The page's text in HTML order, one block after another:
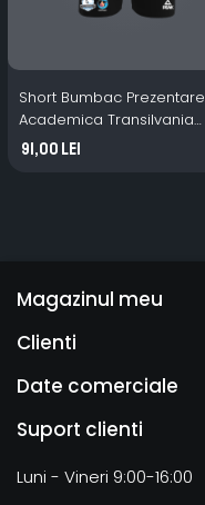
Short Bumbac Prezentare
Academica Transilvania
negru
91,00 Lei
Magazinul meu
Clienti
Date comerciale
Suport clienti
Luni - Vineri 9:00-16:00